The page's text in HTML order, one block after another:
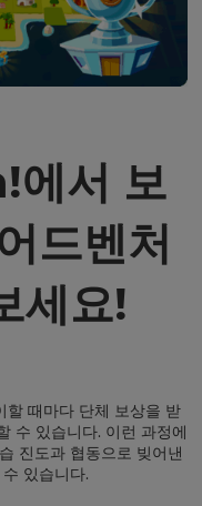
서 보
드벤처
세요!
때마다 단체 보상을 받
수 있습니다. 이런 과정에
진도과 협동으로 빚어낸
있습니다.